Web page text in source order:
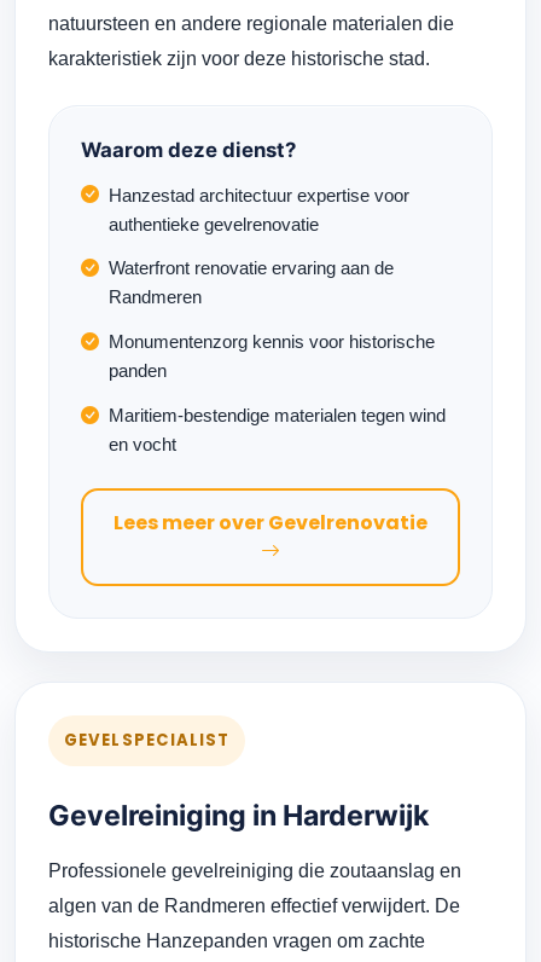
natuursteen en andere regionale materialen die
karakteristiek zijn voor deze historische stad.
Waarom deze dienst?
Hanzestad architectuur expertise voor
authentieke gevelrenovatie
Waterfront renovatie ervaring aan de
Randmeren
Monumentenzorg kennis voor historische
panden
Maritiem-bestendige materialen tegen wind
en vocht
Lees meer over Gevelrenovatie
GEVELSPECIALIST
Gevelreiniging in Harderwijk
Professionele gevelreiniging die zoutaanslag en
algen van de Randmeren effectief verwijdert. De
historische Hanzepanden vragen om zachte